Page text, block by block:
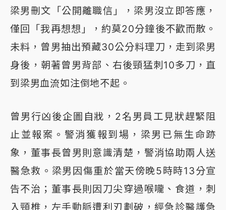
梁男刪文「公開離職信」，梁男沒立即答應，
僅回「我再想想」，約莫20分鐘後不歡而散。
未料，曾男抽出預藏30公分料理刀，走到梁男
身後，朝著曾男背部、右後頸猛刺10多刀，直
到梁男血流如注倒地不起。
曾男行凶後企圖自戕，2名男員工見狀趕緊阻
止並報案。 警消獲報到場，梁男已無生命跡
象，董事長曾男則意識清楚，警消協助兩人送
醫急救。梁男因傷重於當天傍晚5時時13分宣
告不治；董事長則因刀尖穿過喉嚨、食道，刺
入頸椎，左手動脈遭利刃劃破，經急診醫護急